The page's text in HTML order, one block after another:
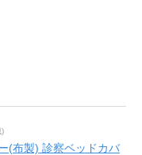
)
(布製) 診察ベッドカバ